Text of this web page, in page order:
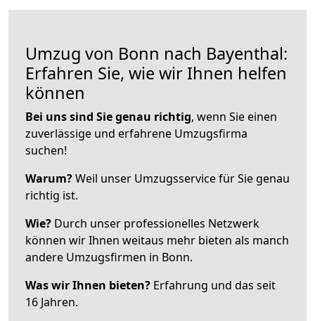
Umzug von Bonn nach Bayenthal:
Erfahren Sie, wie wir Ihnen helfen
können
Bei uns sind Sie genau richtig, wenn Sie einen
zuverlässige und erfahrene Umzugsfirma
suchen!
Warum?Weil unser Umzugsservice für Sie genau
richtig ist.
Wie? Durch unser professionelles Netzwerk
können wir Ihnen weitaus mehr bieten als manch
andere Umzugsfirmen in Bonn.
Was wir Ihnen bieten? Erfahrung und das seit
16 Jahren.